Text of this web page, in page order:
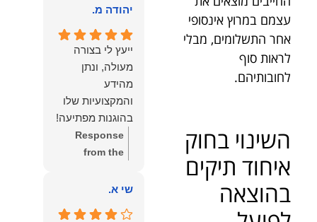
עצמם במרוץ אינסופי
אחר התשלומים, מבלי
לראות סוף
לחובותיהם.
השינוי בחוק
איחוד תיקים
בהוצאה
העוצמות
.והצגת אמת
.תודה לכם תמיד
תשאירו לי אור
בעניים .
רבה על המילים
והחמות! כיף
גדול לשמוע
שהרגשת בידיים
טובות. בשביל
הצוות שלנו זה
שווה את הכל.
נשמח תמיד
לעמוד לרשותך!
משרד עורכי דין
ונוטריון
יהודה מ.
ייעץ לי בצורה
מעולה, ונתן
מהידע
והמקצועיות שלו
בהוגנות מפתיעה!
Response
from the
יהודה, תודה
שי א.